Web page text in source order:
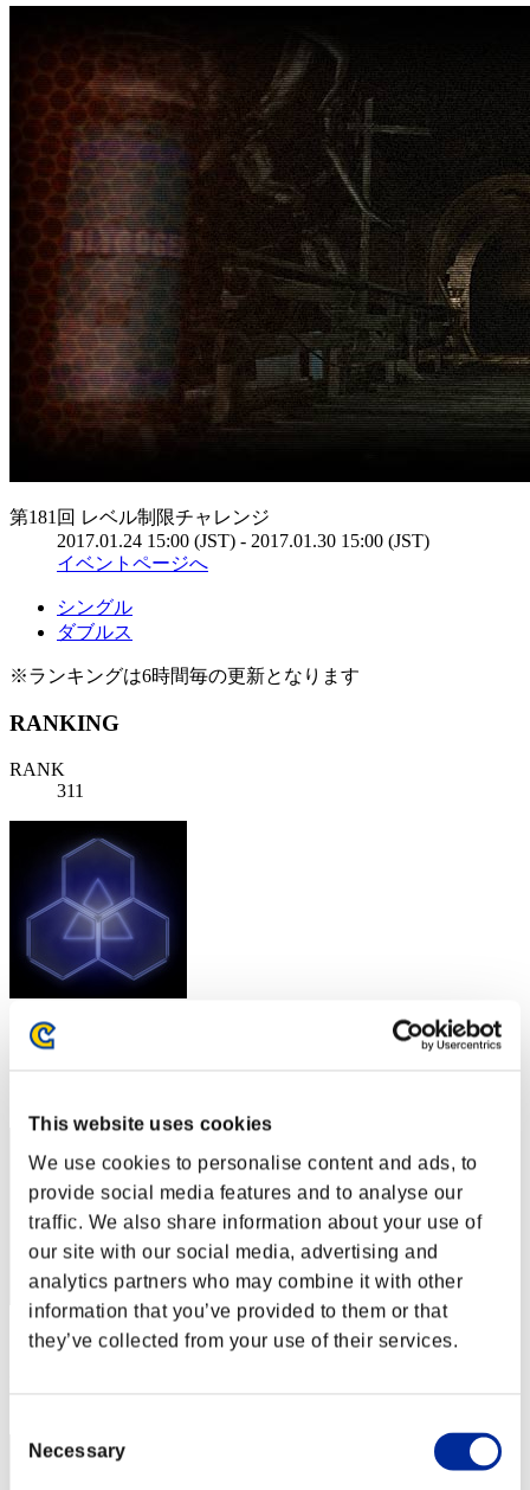
This website uses cookies
We use cookies to personalise content and ads, to
provide social media features and to analyse our
traffic. We also share information about your use of
our site with our social media, advertising and
analytics partners who may combine it with other
information that you’ve provided to them or that
they’ve collected from your use of their services.
Selection
Necessary
第181回 レベル制限チャレンジ
2017.01.24 15:00 (JST) - 2017.01.30 15:00 (JST)
イベントページへ
シングル
ダブルス
※ランキングは6時間毎の更新となります
RANKING
RANK
311
スコア: -
RANK
スコア: -